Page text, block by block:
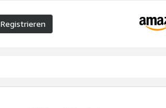
Registrieren